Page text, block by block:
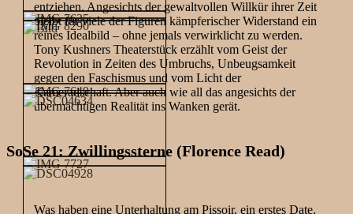
entziehen. Angesichts der gewaltvollen Willkür ihrer Zeit
bleibt für viele der Figuren kämpferischer Widerstand ein
reines Idealbild – ohne jemals verwirklicht zu werden.
Tony Kushners Theaterstück erzählt vom Geist der
Revolution in Zeiten des Umbruchs, Unbeugsamkeit
gegen den Faschismus und vom Licht der
Kameradschaft. Aber auch wie all das angesichts der
übermächtigen Realität ins Wanken gerät.
SoSe 21: Zwillingssterne (Florence Read)
Was haben eine Unterhaltung am Pissoir, ein erstes Date,